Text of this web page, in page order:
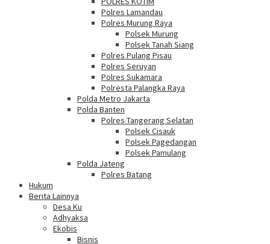
Polres Lamandau
Polres Murung Raya
Polsek Murung
Polsek Tanah Siang
Polres Pulang Pisau
Polres Seruyan
Polres Sukamara
Polresta Palangka Raya
Polda Metro Jakarta
Polda Banten
Polres Tangerang Selatan
Polsek Cisauk
Polsek Pagedangan
Polsek Pamulang
Polda Jateng
Polres Batang
Hukum
Berita Lainnya
Desa Ku
Adhyaksa
Ekobis
Bisnis